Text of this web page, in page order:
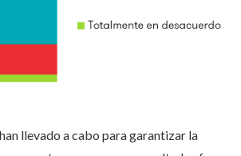
llevado a cabo para garantizar la